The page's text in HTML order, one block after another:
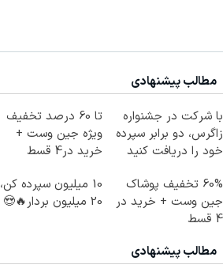
مطالب پیشنهادی
با شرکت در جشنواره
زاگرس، دو برابر سپرده
خود را دریافت کنید
تا 60 درصد تخفیف
ویژه جین وست +
خرید در4 قسط
60% تخفیف پوشاک
جین وست + خرید در
4 قسط
10 میلیون سپرده کن،
20 میلیون بردار🔥😍
مطالب پیشنهادی